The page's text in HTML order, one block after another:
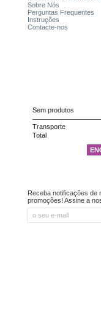
Sobre Nós
Perguntas Frequentes
Instruções
Contacte-nos
Sem produtos
Transporte
Total
Receba notificações de
promoções! Assine a